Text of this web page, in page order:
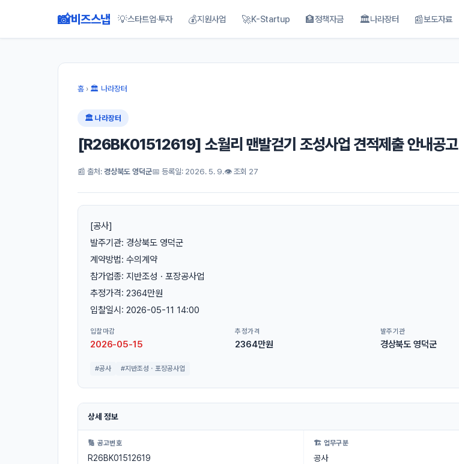
📸비즈스냅 💡스타트업·투자 💰지원사업 🚀K-Startup 🏦정책자금 🏛나라장터 📰보도자료
홈 › 🏛 나라장터
🏛 나라장터
[R26BK01512619] 소월리 맨발걷기 조성사업 견적제출 안내공고
📰 출처: 경상북도 영덕군📅 등록일: 2026. 5. 9.👁 조회 27
[공사]
발주기관: 경상북도 영덕군
계약방법: 수의계약
참가업종: 지반조성ㆍ포장공사업
추정가격: 2364만원
입찰일시: 2026-05-11 14:00
입찰마감
2026-05-15
추정가격
2364만원
발주기관
경상북도 영덕군
#공사 #지반조성ㆍ포장공사업
상세 정보
🔢 공고번호
R26BK01512619
🏗 업무구분
공사